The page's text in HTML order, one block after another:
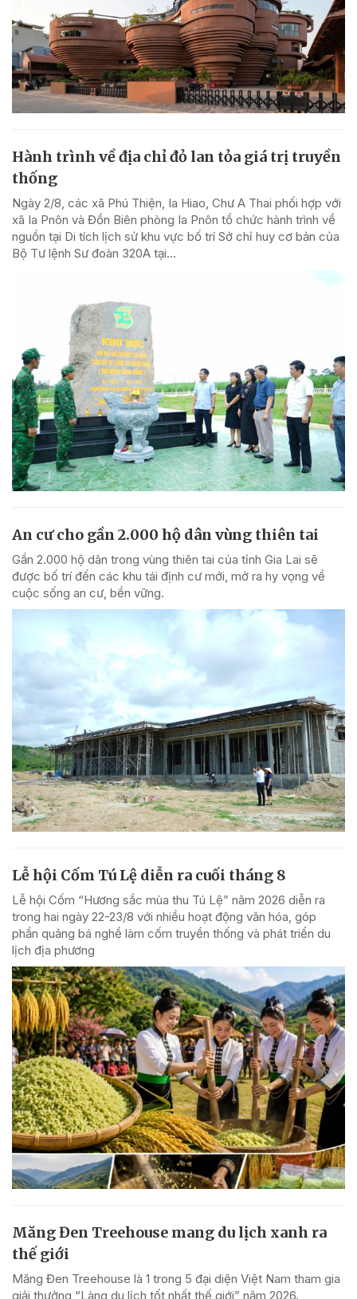
Hành trình về địa chỉ đỏ lan tỏa giá trị truyền
thống
Ngày 2/8, các xã Phú Thiện, Ia Hiao, Chư A Thai phối hợp với
xã Ia Pnôn và Đồn Biên phòng Ia Pnôn tổ chức hành trình về
nguồn tại Di tích lịch sử khu vực bố trí Sở chỉ huy cơ bản của
Bộ Tư lệnh Sư đoàn 320A tại...
An cư cho gần 2.000 hộ dân vùng thiên tai
Gần 2.000 hộ dân trong vùng thiên tai của tỉnh Gia Lai sẽ
được bố trí đến các khu tái định cư mới, mở ra hy vọng về
cuộc sống an cư, bền vững.
Lễ hội Cốm Tú Lệ diễn ra cuối tháng 8
Lễ hội Cốm “Hương sắc mùa thu Tú Lệ” năm 2026 diễn ra
trong hai ngày 22-23/8 với nhiều hoạt động văn hóa, góp
phần quảng bá nghề làm cốm truyền thống và phát triển du
lịch địa phương
Măng Đen Treehouse mang du lịch xanh ra
thế giới
Măng Đen Treehouse là 1 trong 5 đại diện Việt Nam tham gia
giải thưởng “Làng du lịch tốt nhất thế giới” năm 2026.